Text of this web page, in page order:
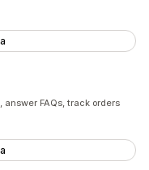
answer FAQs, track orders